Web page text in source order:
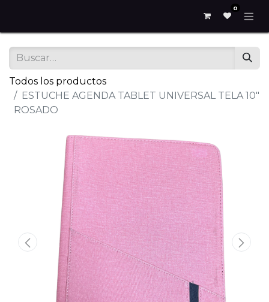
0
Todos los productos
ESTUCHE AGENDA TABLET UNIVERSAL TELA 10"
ROSADO